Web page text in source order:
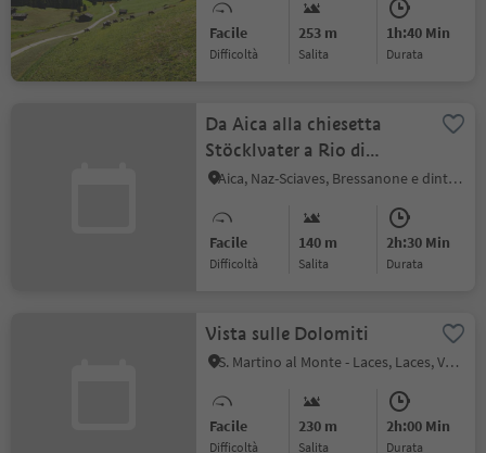
Facile
Difficoltà
253 m
Salita
1h:40 Min
durata
Da Aica alla chiesetta
Stöcklvater a Rio di
Pusteria
Aica, Naz-Sciaves, Bressanone e dintorni
Facile
Difficoltà
140 m
Salita
2h:30 Min
durata
Vista sulle Dolomiti
S. Martino al Monte - Laces, Laces, Val Venosta
Facile
Difficoltà
230 m
Salita
2h:00 Min
durata